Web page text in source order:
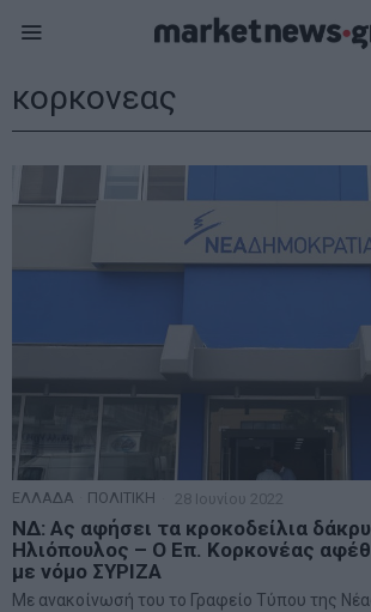
κορκονεας
ΕΛΛΑΔΑ ΠΟΛΙΤΙΚΗ 28 Ιουνίου 2022
ΝΔ: Ας αφήσει τα κροκοδείλια
Ηλιόπουλος – Ο Επ. Κορκονέας
με νόμο ΣΥΡΙΖΑ
Με ανακοίνωσή του το Γραφείο Τύπου της